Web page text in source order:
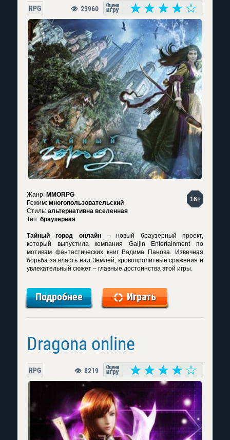
RPG 23960
16+
Жанр: MMORPG
Режим: многопользовательский
Стиль: альтернативна вселенная
Тип: браузерная
Тайный город онлайн– новый браузерный проект,
который выпустила компания Gaijin Entertainment по
мотивам фантастических книг Вадима Панова. Извечная
борьба за власть над Землей, кровопролитные сражения и
увлекательный сюжет – главные достоинства этой игры.
Подробнее Играть
Dragona online
RPG 8219